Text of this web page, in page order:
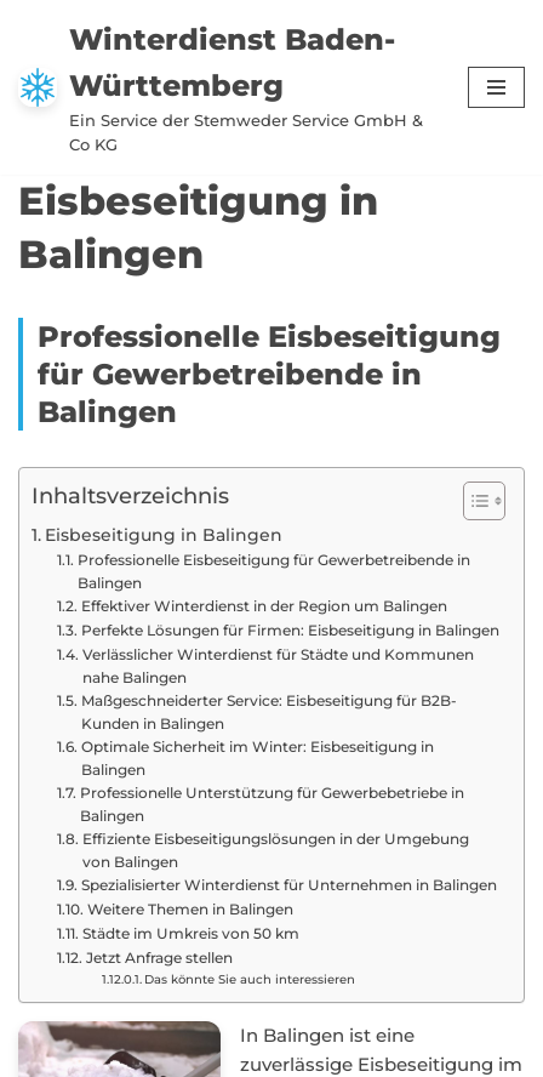
Zum
Inhalt
springen
Winterdienst Baden-
Württemberg
Ein Service der Stemweder Service GmbH &
Co KG
Eisbeseitigung in
Balingen
Professionelle Eisbeseitigung
für Gewerbetreibende in
Balingen
Inhaltsverzeichnis
Eisbeseitigung in Balingen
Professionelle Eisbeseitigung für Gewerbetreibende in
Balingen
Effektiver Winterdienst in der Region um Balingen
Perfekte Lösungen für Firmen: Eisbeseitigung in Balingen
Verlässlicher Winterdienst für Städte und Kommunen
nahe Balingen
Maßgeschneiderter Service: Eisbeseitigung für B2B-
Kunden in Balingen
Optimale Sicherheit im Winter: Eisbeseitigung in
Balingen
Professionelle Unterstützung für Gewerbebetriebe in
Balingen
Effiziente Eisbeseitigungslösungen in der Umgebung
von Balingen
Spezialisierter Winterdienst für Unternehmen in Balingen
Weitere Themen in Balingen
Städte im Umkreis von 50 km
Jetzt Anfrage stellen
Das könnte Sie auch interessieren
In Balingen ist eine
zuverlässige Eisbeseitigung im